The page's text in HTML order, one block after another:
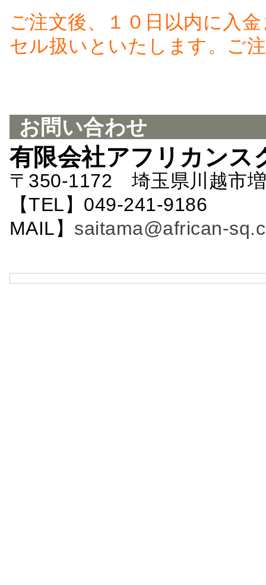
ご注文後、１０日以内に入
セル扱いといたします。ご
お問い合わせ
有限会社アフリカンス
〒350-1172 埼玉県川越市
【TEL】049-241-
MAIL】 saitama@african-